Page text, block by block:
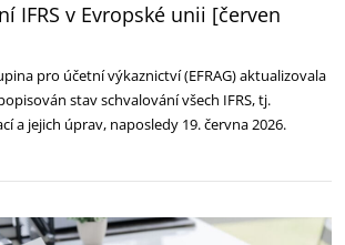
IFRS v Evropské unii [červen
pro účetní výkaznictví (EFRAG) aktualizovala
stav schvalování všech IFRS, tj.
a jejich úprav, naposledy 19. června 2026.